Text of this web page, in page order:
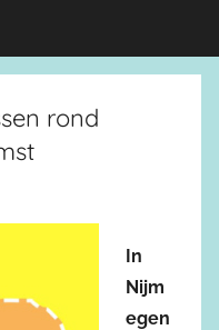
rond
In
Nijm
egen